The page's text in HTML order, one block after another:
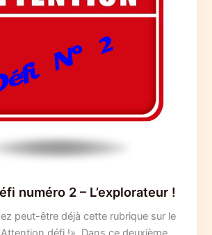
numéro 2 – L’explorateur !
peut-être déjà cette rubrique sur le